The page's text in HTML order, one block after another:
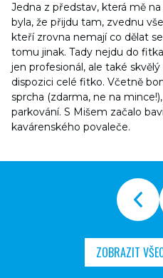
Jedna z představ, která mě
byla, že přijdu tam, zvednu
kteří zrovna nemají co dělat
tomu jinak. Tady nejdu do
jen profesionál, ale také
dispozici celé fitko. Včetně
sprcha (zdarma, ne na
parkování. S Mišem začalo
kavárenského povaleče.
ZOBRAZIT